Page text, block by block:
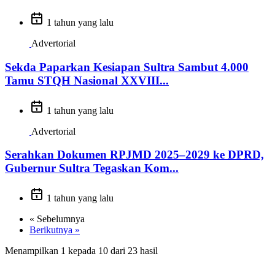
1 tahun yang lalu
Advertorial
Sekda Paparkan Kesiapan Sultra Sambut 4.000
Tamu STQH Nasional XXVIII...
1 tahun yang lalu
Advertorial
Serahkan Dokumen RPJMD 2025–2029 ke DPRD,
Gubernur Sultra Tegaskan Kom...
1 tahun yang lalu
« Sebelumnya
Berikutnya »
Menampilkan 1 kepada 10 dari 23 hasil